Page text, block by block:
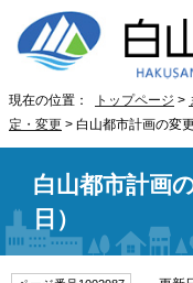
現在の位置： トップページ >
定・変更 > 白山都市計画の変
白山都市計画
日）